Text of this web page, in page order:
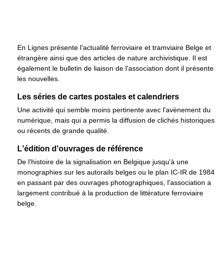
En Lignes présente l'actualité ferroviaire et tramviaire Belge et
étrangère ainsi que des articles de nature archivistique. Il est
également le bulletin de liaison de l'association dont il présente
les nouvelles.
Les séries de cartes postales et calendriers
Une activité qui semble moins pertinente avec l'avènement du
numérique, mais qui a permis la diffusion de clichés historiques
ou récents de grande qualité.
L'édition d'ouvrages de référence
De l'histoire de la signalisation en Belgique jusqu'à une
monographies sur les autorails belges ou le plan IC-IR de 1984
en passant par des ouvrages photographiques, l'association a
largement contribué à la production de littérature ferroviaire
belge.